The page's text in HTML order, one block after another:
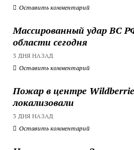
Оставить комментарий
Массированный удар ВС
области сегодня
3 ДНЯ НАЗАД
Оставить комментарий
Пожар в центре
локализовали
3 ДНЯ НАЗАД
Оставить комментарий